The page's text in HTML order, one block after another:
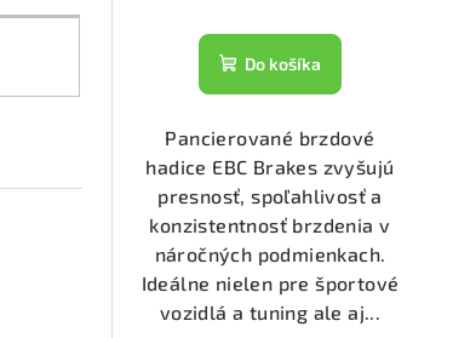
v
o
v
Do košíka
Pancierované brzdové
hadice EBC Brakes zvyšujú
presnosť, spoľahlivosť a
konzistentnosť brzdenia v
náročných podmienkach.
Ideálne nielen pre športové
vozidlá a tuning ale aj...